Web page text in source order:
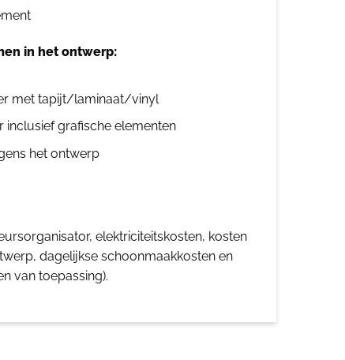
in het ontwerp:
met tapijt/laminaat/vinyl
inclusief grafische elementen
het ontwerp
elektriciteitskosten, kosten
dagelijkse schoonmaakkosten en
van toepassing).